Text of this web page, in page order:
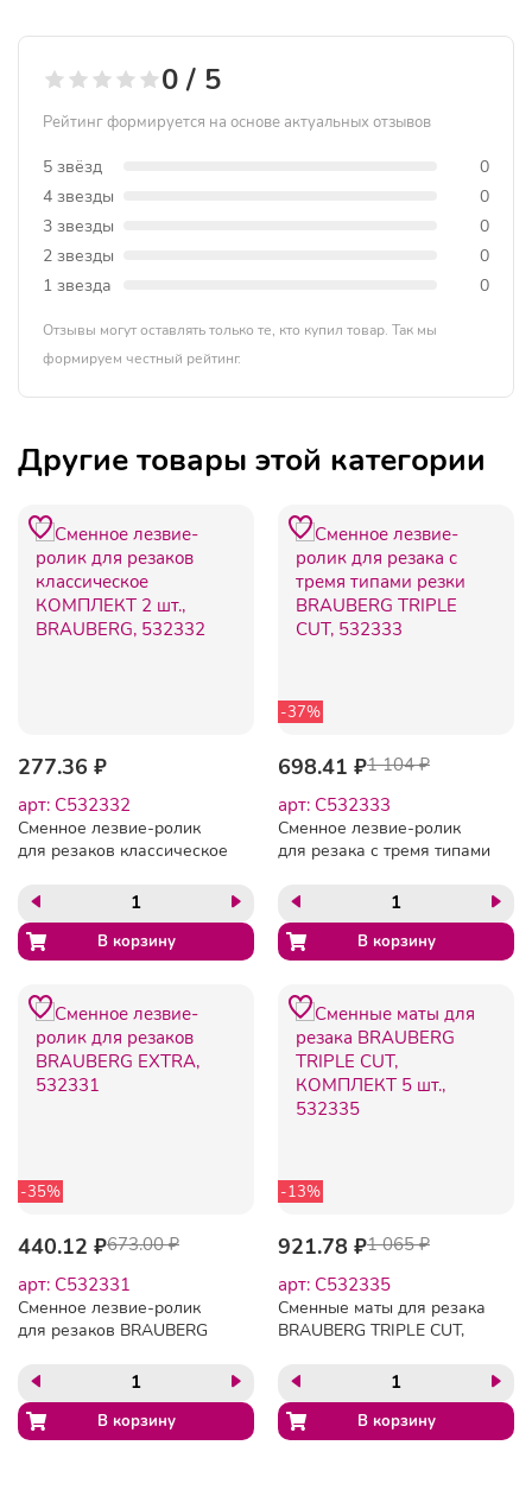
0 / 5
Рейтинг формируется на основе актуальных отзывов
5 звёзд
0
4 звезды
0
3 звезды
0
2 звезды
0
1 звезда
0
Отзывы могут оставлять только те, кто купил товар. Так мы
формируем честный рейтинг.
Другие товары этой категории
277.36 ₽
арт: C532332
Сменное лезвие-ролик
для резаков классическое
BRAUBERG, 532332
-37%
698.41 ₽1 104 ₽
арт: C532333
Сменное лезвие-ролик
для резака с тремя типами
CUT, 532333
-35%
440.12 ₽673.00 ₽
арт: C532331
Сменное лезвие-ролик
для резаков BRAUBERG
-13%
921.78 ₽1 065 ₽
арт: C532335
Сменные маты для резака
BRAUBERG TRIPLE CUT,